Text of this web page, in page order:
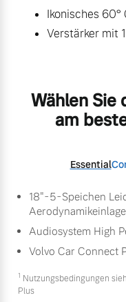
Ikonisches
Verstärker mit
Wählen Sie
am
Essential
18"-5-Speichen
Audiosystem High
Volvo Car Connect
1 Nutzungsbedingungen
Plus